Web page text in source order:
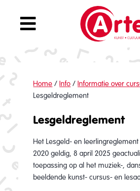
Home /Info /Informatie over
Lesgeldreglement
Lesgeldreglement
Het Lesgeld- en leerlingreglement
2020 geldig, 8 april 2025
toepassing op al het muziek-,
beeldende kunst- cursus- en